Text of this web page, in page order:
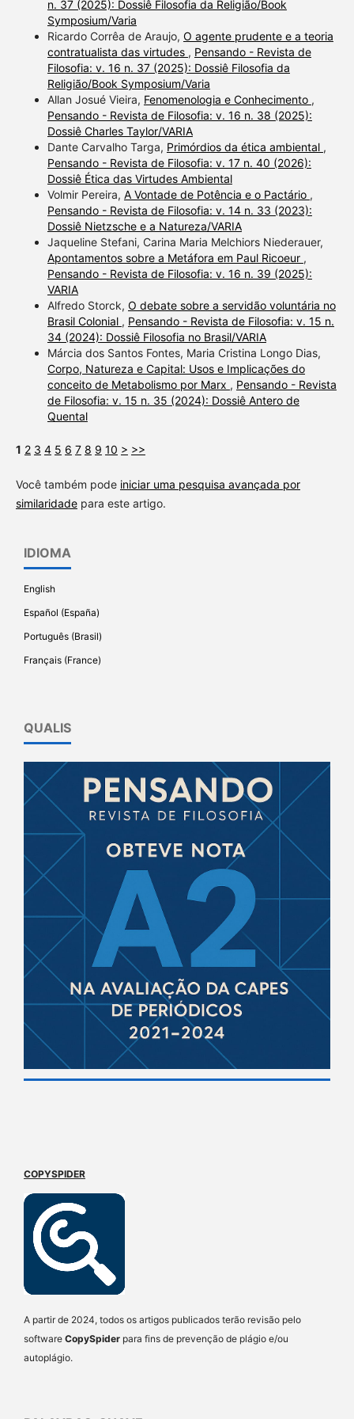
n. 37 (2025): Dossiê Filosofia da Religião/Book
Symposium/Varia
Ricardo Corrêa de Araujo, O agente prudente e a teoria
contratualista das virtudes , Pensando - Revista de
Filosofia: v. 16 n. 37 (2025): Dossiê Filosofia da
Religião/Book Symposium/Varia
Allan Josué Vieira, Fenomenologia e Conhecimento ,
Pensando - Revista de Filosofia: v. 16 n. 38 (2025):
Dossiê Charles Taylor/VARIA
Dante Carvalho Targa, Primórdios da ética ambiental ,
Pensando - Revista de Filosofia: v. 17 n. 40 (2026):
Dossiê Ética das Virtudes Ambiental
Volmir Pereira, A Vontade de Potência e o Pactário ,
Pensando - Revista de Filosofia: v. 14 n. 33 (2023):
Dossiê Nietzsche e a Natureza/VARIA
Jaqueline Stefani, Carina Maria Melchiors Niederauer,
Apontamentos sobre a Metáfora em Paul Ricoeur ,
Pensando - Revista de Filosofia: v. 16 n. 39 (2025):
VARIA
Alfredo Storck, O debate sobre a servidão voluntária no
Brasil Colonial , Pensando - Revista de Filosofia: v. 15 n.
34 (2024): Dossiê Filosofia no Brasil/VARIA
Márcia dos Santos Fontes, Maria Cristina Longo Dias,
Corpo, Natureza e Capital: Usos e Implicações do
conceito de Metabolismo por Marx , Pensando - Revista
de Filosofia: v. 15 n. 35 (2024): Dossiê Antero de
Quental
1 2 3 4 5 6 7 8 9 10 > >>
Você também pode iniciar uma pesquisa avançada por
similaridadepara este artigo.
IDIOMA
English
Español (España)
Português (Brasil)
Français (France)
QUALIS
COPYSPIDER
A partir de 2024, todos os artigos publicados terão revisão pelo
software CopySpider para fins de prevenção de plágio e/ou
autoplágio.